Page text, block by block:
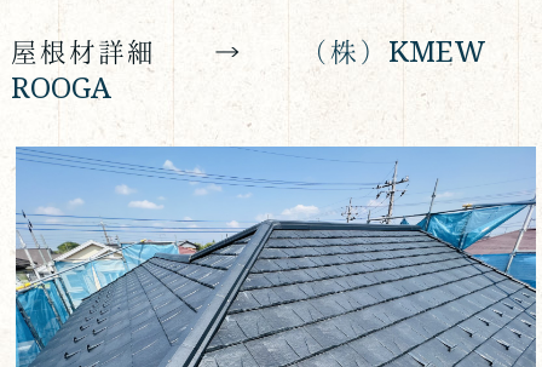
屋根材詳細 →
（株）KMEW
ROOGA